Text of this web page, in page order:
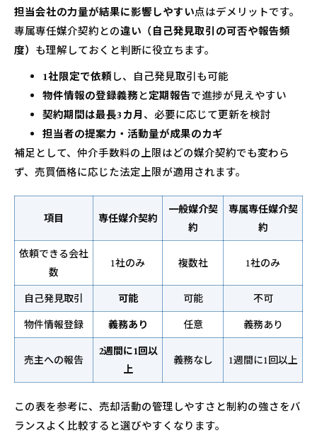
担当会社の力量が結果に影響しやすい点はデメリットです。
専属専任媒介契約との違い（自己発見取引の可否や報告頻
度） も理解しておくと判断に役立ちます。
1社限定で依頼し、自己発見取引も可能
物件情報の登録義務と定期報告で進捗が見えやすい
契約期間は最長3カ月 、必要に応じて更新を検討
担当者の提案力・活動量が成果のカギ
補足として、仲介手数料の上限はどの媒介契約でも変わら
ず、売買価格に応じた法定上限が適用されます。
項目 専任媒介契約
一般媒介契
約
専属専任媒介契
約
依頼できる会社
数
1社のみ 複数社 1社のみ
自己発見取引 可能 可能 不可
物件情報登録 義務あり 任意 義務あり
売主への報告
2週間に1回以
上
義務なし 1週間に1回以上
この表を参考に、売却活動の管理しやすさと制約の強さをバ
ランスよく比較すると選びやすくなります。